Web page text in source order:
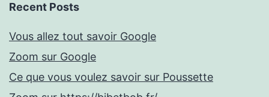
Recent Posts
Vous allez tout savoir Google
Zoom sur Google
Ce que vous voulez savoir sur Poussette